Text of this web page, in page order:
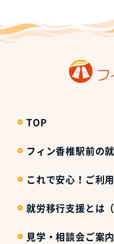
TOP
フィン香椎駅前の
これで安心！ご利
就労移行支援とは
見学・相談会ご案内